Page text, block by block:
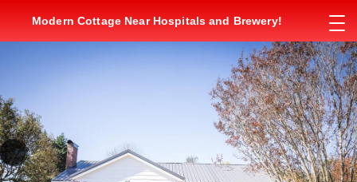
Modern Cottage Near Hospitals and Brewery!